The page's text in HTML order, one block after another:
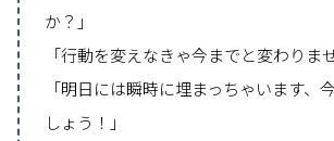
か？」
「行動を変えなきゃ今までと変わりま
「明日には瞬時に埋まっちゃいます、
しょう！」